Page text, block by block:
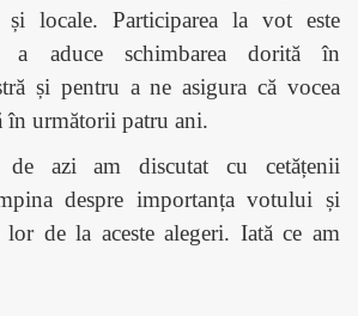
și locale. Participarea la vot este
a aduce schimbarea dorită în
și pentru a ne asigura că vocea
în următorii patru ani.
azi am discutat cu cetățenii
despre importanța votului și
lor de la aceste alegeri. Iată ce am